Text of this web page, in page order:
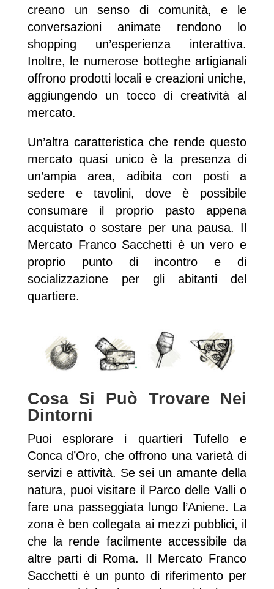
creano un senso di comunità, e le
conversazioni animate rendono lo
shopping un’esperienza interattiva.
Inoltre, le numerose botteghe artigianali
offrono prodotti locali e creazioni uniche,
aggiungendo un tocco di creatività al
mercato.
Un’altra caratteristica che rende questo
mercato quasi unico è la presenza di
un’ampia area, adibita con posti a
sedere e tavolini, dove è possibile
consumare il proprio pasto appena
acquistato o sostare per una pausa. Il
Mercato Franco Sacchetti è un vero e
proprio punto di incontro e di
socializzazione per gli abitanti del
quartiere.
Cosa Si Può Trovare Nei
Dintorni
Puoi esplorare i quartieri Tufello e
Conca d’Oro, che offrono una varietà di
servizi e attività. Se sei un amante della
natura, puoi visitare il Parco delle Valli o
fare una passeggiata lungo l’Aniene. La
zona è ben collegata ai mezzi pubblici, il
che la rende facilmente accessibile da
altre parti di Roma. Il Mercato Franco
Sacchetti è un punto di riferimento per